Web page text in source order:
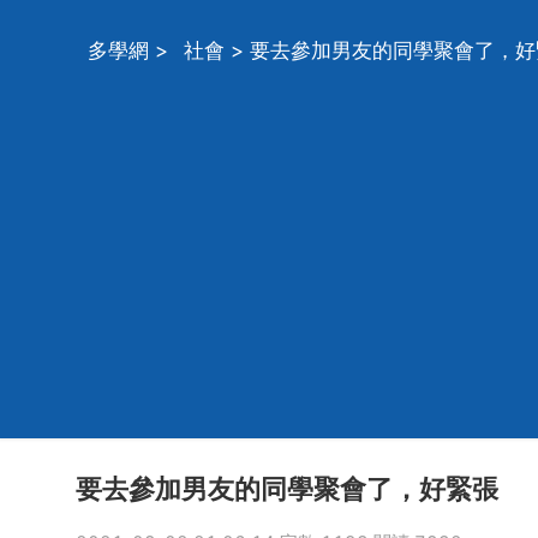
多學網 > 社會 > 要去參加男友的同學聚會了，
要去參加男友的同學聚會了，好緊張